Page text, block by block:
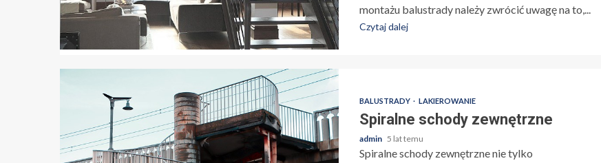
montażu balustrady należy zwrócić uwagę na to,...
Czytaj dalej
BALUSTRADY LAKIEROWANIE
Spiralne schody zewnętrzne
admin 5 lat temu
Spiralne schody zewnętrzne nie tylko